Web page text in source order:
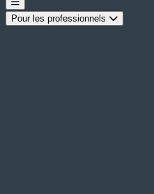
Pour les professionnels